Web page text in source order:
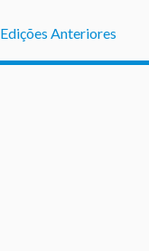
Edições Anteriores